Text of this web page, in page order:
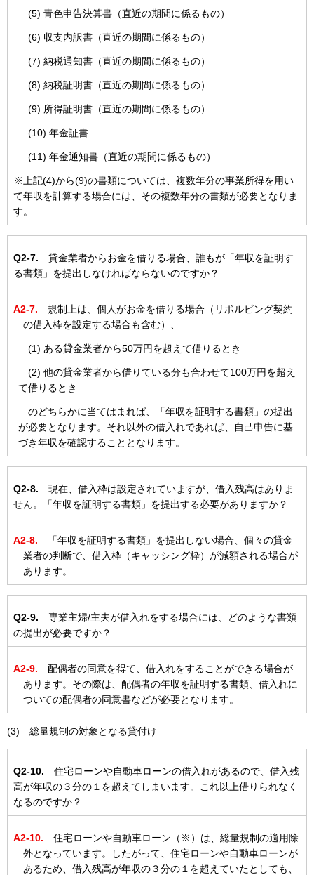
(5) 青色申告決算書（直近の期間に係るもの）
(6) 収支内訳書（直近の期間に係るもの）
(7) 納税通知書（直近の期間に係るもの）
(8) 納税証明書（直近の期間に係るもの）
(9) 所得証明書（直近の期間に係るもの）
(10) 年金証書
(11) 年金通知書（直近の期間に係るもの）
※上記(4)から(9)の書類については、複数年分の事業所得を用い
て年収を計算する場合には、その複数年分の書類が必要となりま
す。
Q2-7. 貸金業者からお金を借りる場合、誰もが「年収を証明す
る書類」を提出しなければならないのですか？
A2-7. 規制上は、個人がお金を借りる場合（リボルビング契約
の借入枠を設定する場合も含む）、
(1) ある貸金業者から50万円を超えて借りるとき
(2) 他の貸金業者から借りている分も合わせて100万円を超え
て借りるとき
のどちらかに当てはまれば、「年収を証明する書類」の提出
が必要となります。それ以外の借入れであれば、自己申告に基
づき年収を確認することとなります。
Q2-8. 現在、借入枠は設定されていますが、借入残高はありま
せん。「年収を証明する書類」を提出する必要がありますか？
A2-8. 「年収を証明する書類」を提出しない場合、個々の貸金
業者の判断で、借入枠（キャッシング枠）が減額される場合が
あります。
Q2-9. 専業主婦/主夫が借入れをする場合には、どのような書類
の提出が必要ですか？
A2-9. 配偶者の同意を得て、借入れをすることができる場合が
あります。その際は、配偶者の年収を証明する書類、借入れに
ついての配偶者の同意書などが必要となります。
(3) 総量規制の対象となる貸付け
Q2-10. 住宅ローンや自動車ローンの借入れがあるので、借入残
高が年収の３分の１を超えてしまいます。これ以上借りられなく
なるのですか？
A2-10. 住宅ローンや自動車ローン（※）は、総量規制の適用除
外となっています。したがって、住宅ローンや自動車ローンが
あるため、借入残高が年収の３分の１を超えていたとしても、